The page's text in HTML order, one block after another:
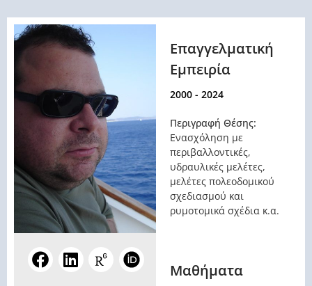
Επαγγελματική
Εμπειρία
2000 - 2024
Περιγραφή Θέσης:
Ενασχόληση με
περιβαλλοντικές,
υδραυλικές μελέτες,
μελέτες πολεοδομικού
σχεδιασμού και
ρυμοτομικά σχέδια κ.α.
Μαθήματα